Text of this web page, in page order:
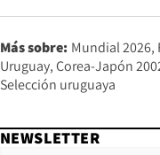
Más sobre: Mundial 2026
Uruguay Corea-Japón
Selección uruguaya
NEWSLETTER